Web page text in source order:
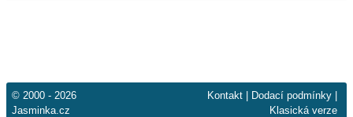
© 2000 - 2026
Jasminka.cz
Kontakt Dodací podmínky